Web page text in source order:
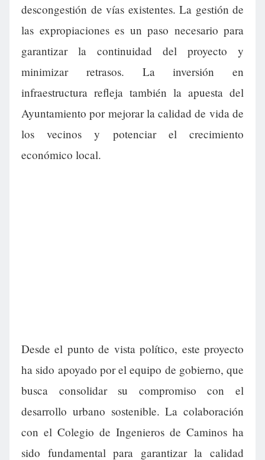
descongestión de vías existentes. La gestión de
las expropiaciones es un paso necesario para
garantizar la continuidad del proyecto y
minimizar retrasos. La inversión en
infraestructura refleja también la apuesta del
Ayuntamiento por mejorar la calidad de vida de
los vecinos y potenciar el crecimiento
económico local.
Desde el punto de vista político, este proyecto
ha sido apoyado por el equipo de gobierno, que
busca consolidar su compromiso con el
desarrollo urbano sostenible. La colaboración
con el Colegio de Ingenieros de Caminos ha
sido fundamental para garantizar la calidad